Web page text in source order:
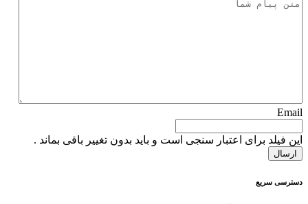
Email
این فیلد برای اعتبار سنجی است و باید بدون تغییر باقی بماند .
دسترسی سریع